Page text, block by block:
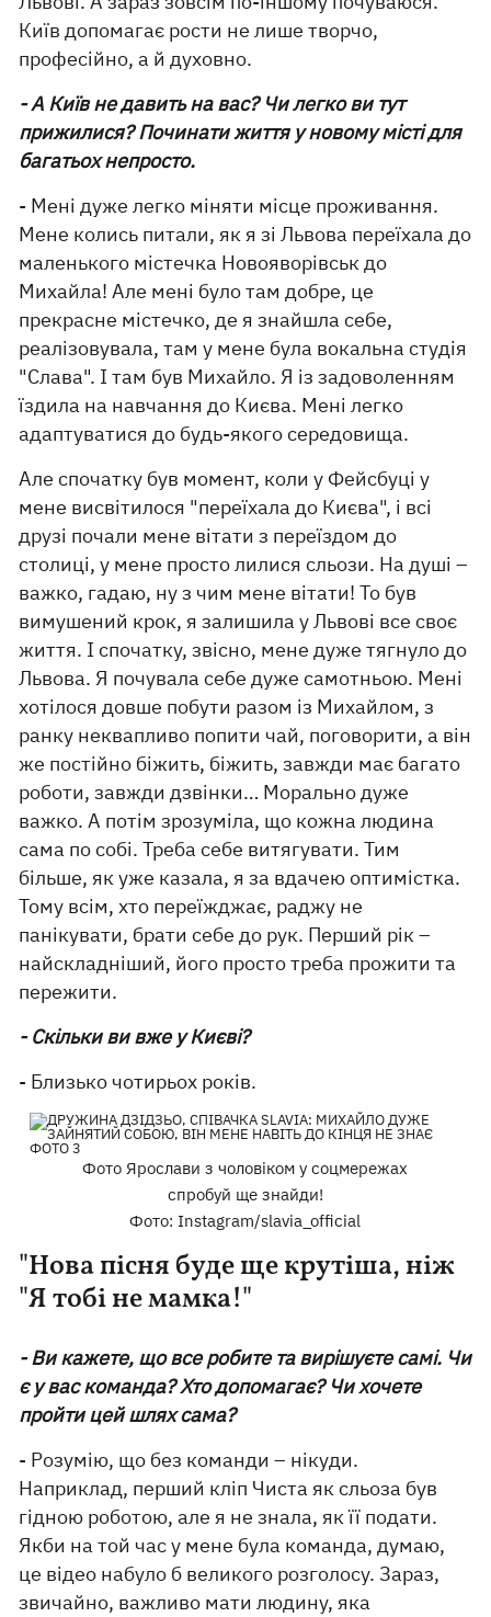
Київ допомагає рости не лише творчо,
професійно, а й духовно.
- А Київ не давить на вас? Чи легко ви тут
прижилися? Починати життя у новому місті для
багатьох непросто.
- Мені дуже легко міняти місце проживання.
Мене колись питали, як я зі Львова переїхала до
маленького містечка Новояворівськ до
Михайла! Але мені було там добре, це
прекрасне містечко, де я знайшла себе,
реалізовувала, там у мене була вокальна студія
"Слава". І там був Михайло. Я із задоволенням
їздила на навчання до Києва. Мені легко
адаптуватися до будь-якого середовища.
Але спочатку був момент, коли у Фейсбуці у
мене висвітилося "переїхала до Києва", і всі
друзі почали мене вітати з переїздом до
столиці, у мене просто лилися сльози. На душі –
важко, гадаю, ну з чим мене вітати! То був
вимушений крок, я залишила у Львові все своє
життя. І спочатку, звісно, ​​мене дуже тягнуло до
Львова. Я почувала себе дуже самотньою. Мені
хотілося довше побути разом із Михайлом, з
ранку неквапливо попити чай, поговорити, а він
же постійно біжить, біжить, завжди має багато
роботи, завжди дзвінки… Морально дуже
важко. А потім зрозуміла, що кожна людина
сама по собі. Треба себе витягувати. Тим
більше, як уже казала, я за вдачею оптимістка.
Тому всім, хто переїжджає, раджу не
панікувати, брати себе до рук. Перший рік –
найскладніший, його просто треба прожити та
пережити.
- Скільки ви вже у Києві?
- Близько чотирьох років.
Фото Ярослави з чоловіком у соцмережах
спробуй ще знайди!
Фото: Instagram/slavia_official
"Нова пісня буде ще крутіша, ніж
"Я тобі не мамка!"
- Ви кажете, що все робите та вирішуєте самі. Чи
є у вас команда? Хто допомагає? Чи хочете
пройти цей шлях сама?
- Розумію, що без команди – нікуди.
Наприклад, перший кліп Чиста як сльоза був
гідною роботою, але я не знала, як її подати.
Якби на той час у мене була команда, думаю,
це відео набуло б великого розголосу. Зараз,
звичайно, важливо мати людину, яка